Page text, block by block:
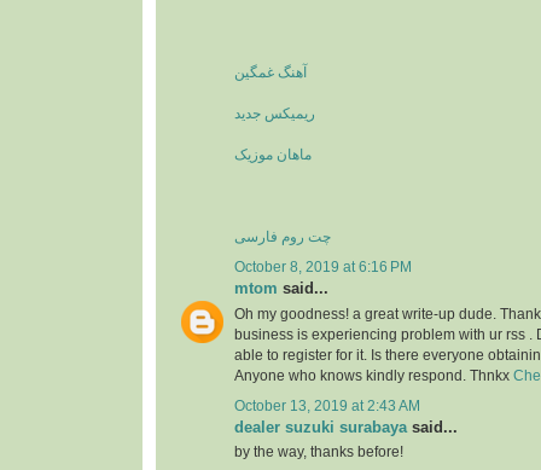
آهنگ غمگین
ریمیکس جدید
ماهان موزیک
چت روم فارسی
October 8, 2019 at 6:16 PM
mtom said...
Oh my goodness! a great write-up dude.
business is experiencing problem with ur rss .
able to register for it. Is there everyone
Anyone who knows kindly respond. Thnkx
October 13, 2019 at 2:43 AM
dealer suzuki surabaya said...
by the way, thanks before!